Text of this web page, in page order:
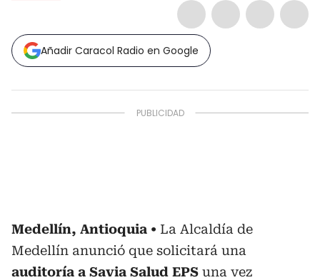
Añadir Caracol Radio en Google
Medellín, Antioquia
La Alcaldía de
Medellín anunció que solicitará una
auditoría a Savia Salud EPS una vez